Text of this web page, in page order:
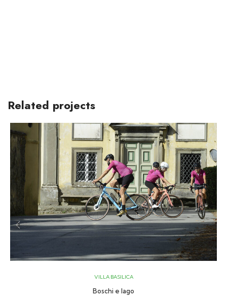
Related projects
VILLA BASILICA
Boschi e lago